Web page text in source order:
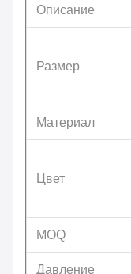
Описание
Размер
Материал
Цвет
MOQ
Давление